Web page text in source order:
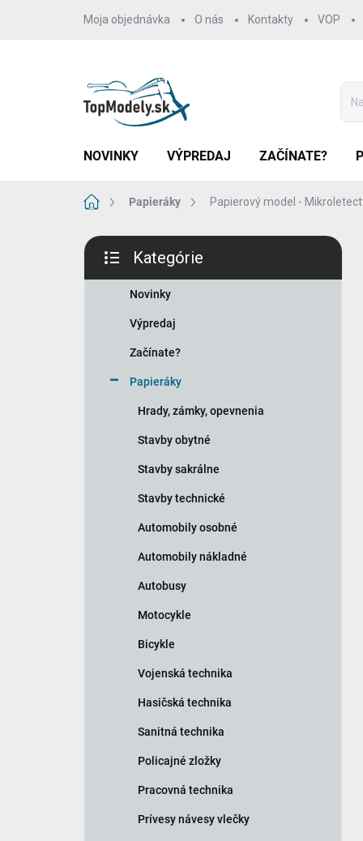
Moja objednávka O nás Kontakty VOP
NOVINKY VÝPREDAJ ZAČÍNATE?
DomovPapieráky Papierový model -
B
č
kategórie
Kategórie
Novinky
Výpredaj
Začínate?
Papieráky
Hrady, zámky, opevnenia
Stavby obytné
Stavby sakrálne
Stavby technické
Automobily osobné
Automobily nákladné
Autobusy
Motocykle
Bicykle
Vojenská technika
Hasičská technika
Sanitná technika
Policajné zložky
Pracovná technika
Prívesy návesy vlečky